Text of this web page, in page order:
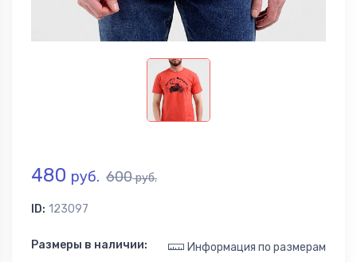
480 руб. 600руб.
ID: 123097
Размеры в наличии: Информация по размерам